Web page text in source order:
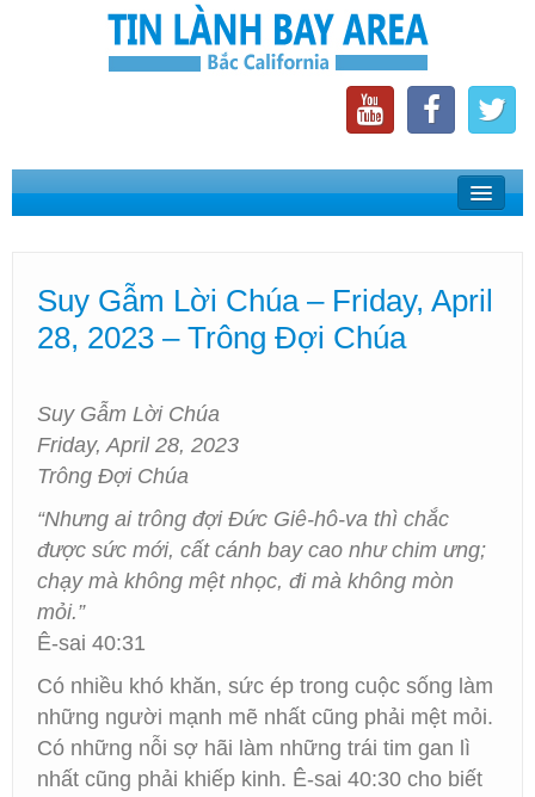
Home
Phát Thanh Tin Lành Bay Area
Các Hội Thánh Bắc California
Suy Gẫm Lời Chúa – Friday, April
28, 2023 – Trông Đợi Chúa
Suy Gẫm Lời Chúa
Friday, April 28, 2023
Trông Đợi Chúa
“Nhưng ai trông đợi Đức Giê-hô-va thì chắc
được sức mới, cất cánh bay cao như chim ưng;
chạy mà không mệt nhọc, đi mà không mòn
mỏi.”
Ê-sai 40:31
Có nhiều khó khăn, sức ép trong cuộc sống làm
những người mạnh mẽ nhất cũng phải mệt mỏi.
Có những nỗi sợ hãi làm những trái tim gan lì
nhất cũng phải khiếp kinh. Ê-sai 40:30 cho biết